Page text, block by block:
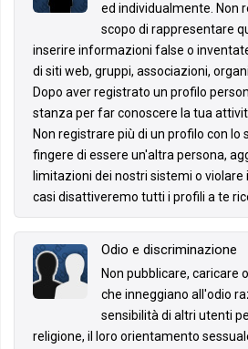
ed individualmente. Non
scopo di rappresentare
inserire informazioni false o
di siti web, gruppi, associazioni,
Dopo aver registrato un profilo
stanza per far conoscere la tua
Non registrare più di un profilo con lo
fingere di essere un'altra persona,
limitazioni dei nostri sistemi o
casi disattiveremo tutti i profili a te
Odio e discriminazione
Non pubblicare, caricare
che inneggiano all'odio
sensibilità di altri utenti
religione, il loro orientamento